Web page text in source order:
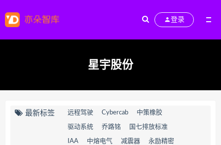
登录
星宇股份
最新标签 远程驾驶 Cybercab 中策橡胶
驱动系统 乔路铭 国七排放标准
IAA 中熔电气 减震器 永励精密